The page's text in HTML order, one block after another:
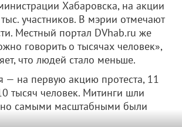
Хабаровска, на акции
участников. В мэрии отмечают
Местный портал DVhab.ru же
говорить о тысячах человек»,
что людей стало меньше.
— на первую акцию протеста, 11
тысяч человек. Митинги шли
самыми масштабными были